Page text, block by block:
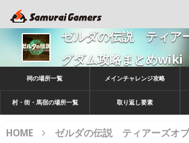
ゼルダの伝説 ティア
グダム攻略まとめwiki
祠の場所一覧 メインチャレンジ攻略
村・街・馬宿の場所一覧 取り返し要素
HOME
ゼルダの伝説 ティアーズオ